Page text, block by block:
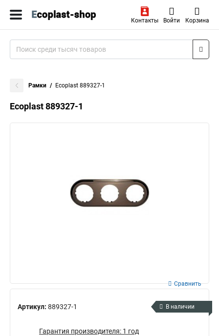
Контакты Войти Корзина
Рамки Ecoplast 889327-1
Ecoplast 889327-1
Артикул: 889327-1
Сравнить
В наличии
Гарантия производителя: 1 год